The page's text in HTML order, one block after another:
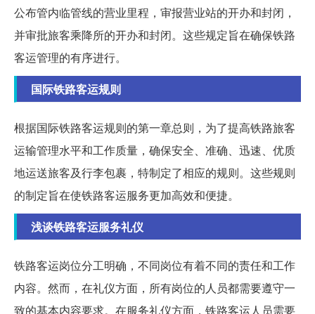
公布管内临管线的营业里程，审报营业站的开办和封闭，
并审批旅客乘降所的开办和封闭。这些规定旨在确保铁路
客运管理的有序进行。
国际铁路客运规则
根据国际铁路客运规则的第一章总则，为了提高铁路旅客
运输管理水平和工作质量，确保安全、准确、迅速、优质
地运送旅客及行李包裹，特制定了相应的规则。这些规则
的制定旨在使铁路客运服务更加高效和便捷。
浅谈铁路客运服务礼仪
铁路客运岗位分工明确，不同岗位有着不同的责任和工作
内容。然而，在礼仪方面，所有岗位的人员都需要遵守一
致的基本内容要求。在服务礼仪方面，铁路客运人员需要